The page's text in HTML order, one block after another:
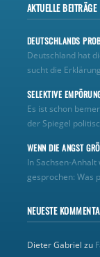
AKTUELLE BEITRÄGE
DEUTSCHLANDS
Deutschland hat
sucht die
SELEKTIVE
Es ist schon
der Spiegel
WENN DIE ANGST
In Sachsen-
gesprochen: Was
NEUESTE
Dieter Gabriel zu